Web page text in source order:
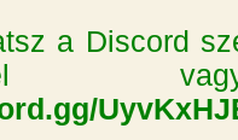
a Discord